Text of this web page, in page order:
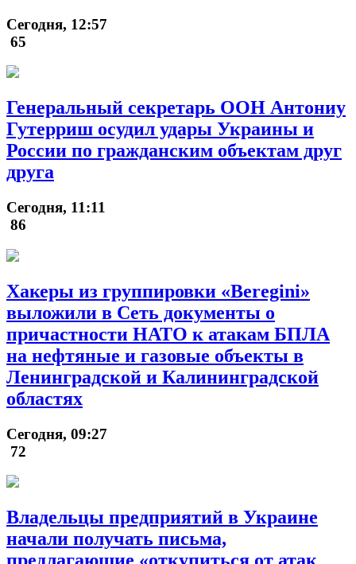
Сегодня, 12:57
65
Генеральный секретарь ООН Антониу
Гутерриш осудил удары Украины и
России по гражданским объектам друг
друга
Сегодня, 11:11
86
Хакеры из группировки «Beregini»
выложили в Сеть документы о
причастности НАТО к атакам БПЛА
на нефтяные и газовые объекты в
Ленинградской и Калининградской
областях
Сегодня, 09:27
72
Владельцы предприятий в Украине
начали получать письма,